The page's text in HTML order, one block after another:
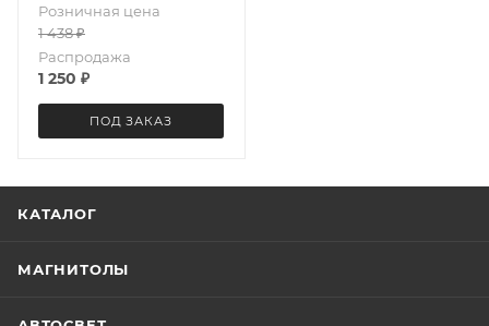
Розничная цена
1 438₽
Распродажа
1 250 ₽
ПОД ЗАКАЗ
КАТАЛОГ
МАГНИТОЛЫ